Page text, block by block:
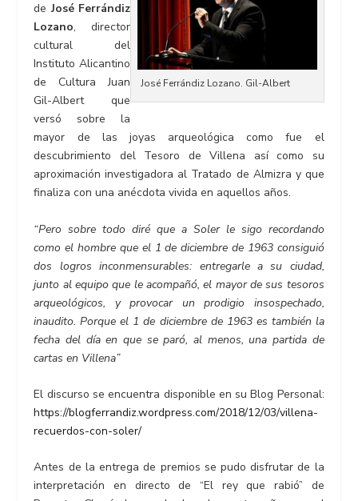
José Ferrándiz Lozano. Gil-Albert
deJosé Ferrándiz
Lozano, director
cultural del
Instituto Alicantino
de Cultura Juan
Gil-Albert que
versó sobre la
mayor de las joyas arqueológica como fue el
descubrimiento del Tesoro de Villena así como su
aproximación investigadora al Tratado de Almizra y que
finaliza con una anécdota vivida en aquellos años.
“Pero sobre todo diré que a Soler le sigo recordando
como el hombre que el 1 de diciembre de 1963 consiguió
dos logros inconmensurables: entregarle a su ciudad,
junto al equipo que le acompañó, el mayor de sus tesoros
arqueológicos, y provocar un prodigio insospechado,
inaudito. Porque el 1 de diciembre de 1963 es también la
fecha del día en que se paró, al menos, una partida de
cartas en Villena”
El discurso se encuentra disponible en su Blog Personal:
https://blogferrandiz.wordpress.com/2018/12/03/villena-
recuerdos-con-soler/
Antes de la entrega de premios se pudo disfrutar de la
interpretación en directo de “El rey que rabió” de